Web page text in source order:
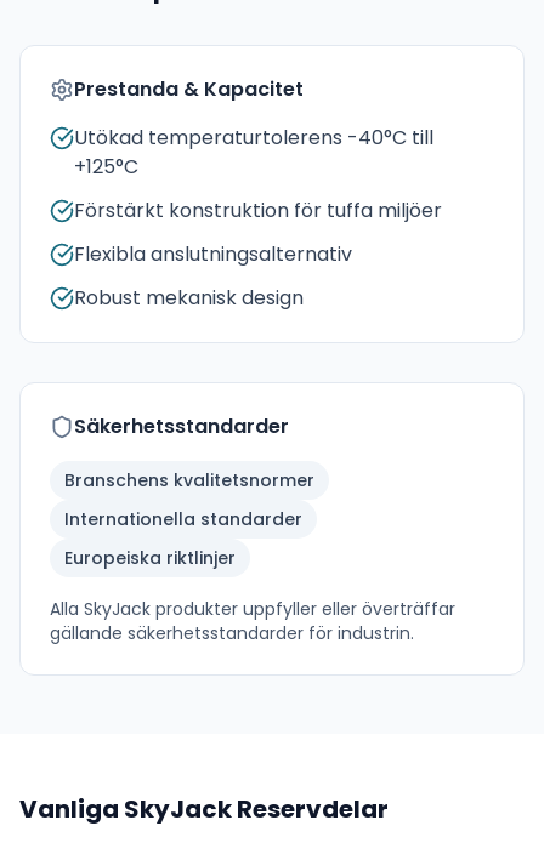
Prestanda & Kapacitet
Utökad temperaturtolerens -40°C till
+125°C
Förstärkt konstruktion för tuffa miljöer
Flexibla anslutningsalternativ
Robust mekanisk design
Säkerhetsstandarder
Branschens kvalitetsnormer
Internationella standarder
Europeiska riktlinjer
Alla SkyJack produkter uppfyller eller överträffar
gällande säkerhetsstandarder för industrin.
Vanliga SkyJackReservdelar